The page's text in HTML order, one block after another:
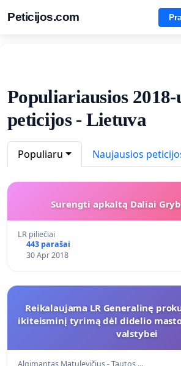
Peticijos.com
Populiariausios
peticijos - Lietuva
Populiaru Naujausios
Surengti apkaltą Daliai
LR piliečiai
443 parašai
30 Apr 2018
Reikalaujama LR Generalinę
ikiteisminį tyrimą dėl didelio
valstybei
Algimantas Matulevičius - Tautos …